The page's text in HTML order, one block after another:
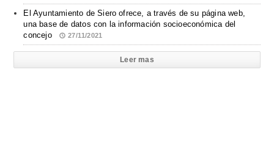
El Ayuntamiento de Siero ofrece, a través de su página web,
una base de datos con la información socioeconómica del
concejo
27/11/2021
Leer mas